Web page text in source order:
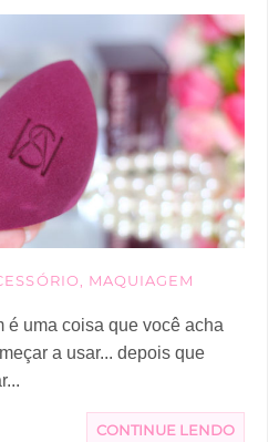
MAQUIAGEM
é uma coisa que você acha
a usar... depois que
CONTINUE LENDO